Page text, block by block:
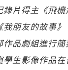
錄片得主《飛
我朋友的故事
作品劇組進行
學生影像作品